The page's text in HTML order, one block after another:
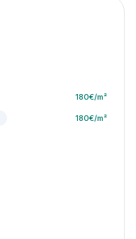
180€/m²
180€/m²